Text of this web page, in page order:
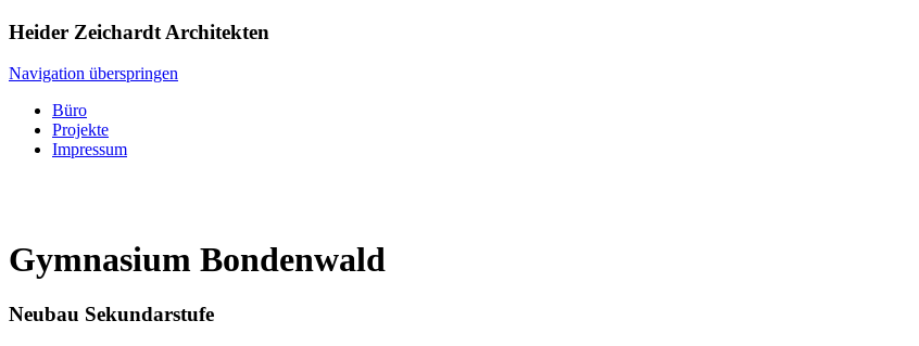
Heider Zeichardt Architekten
Navigation überspringen
Büro
Projekte
Impressum
Gymnasium Bondenwald
Neubau Sekundarstufe